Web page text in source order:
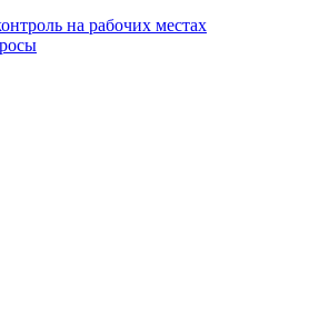
на рабочих местах